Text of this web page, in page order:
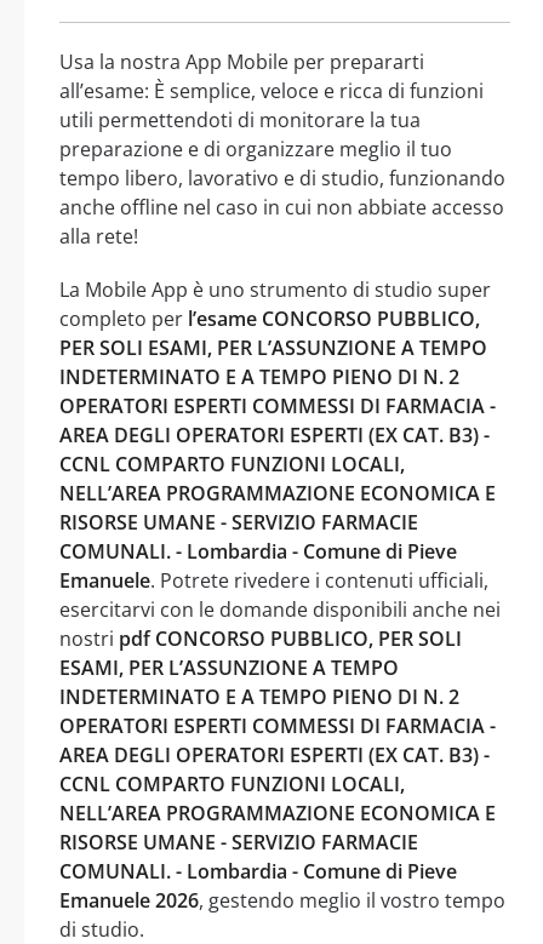
Usa la nostra App Mobile per prepararti
all’esame: È semplice, veloce e ricca di funzioni
utili permettendoti di monitorare la tua
preparazione e di organizzare meglio il tuo
tempo libero, lavorativo e di studio, funzionando
anche offline nel caso in cui non abbiate accesso
alla rete!
La Mobile App è uno strumento di studio super
completo per l’esame CONCORSO PUBBLICO,
PER SOLI ESAMI, PER L’ASSUNZIONE A TEMPO
INDETERMINATO E A TEMPO PIENO DI N. 2
OPERATORI ESPERTI COMMESSI DI FARMACIA -
AREA DEGLI OPERATORI ESPERTI (EX CAT. B3) -
CCNL COMPARTO FUNZIONI LOCALI,
NELL’AREA PROGRAMMAZIONE ECONOMICA E
RISORSE UMANE - SERVIZIO FARMACIE
COMUNALI. - Lombardia - Comune di Pieve
Emanuele. Potrete rivedere i contenuti ufficiali,
esercitarvi con le domande disponibili anche nei
nostri pdf CONCORSO PUBBLICO, PER SOLI
ESAMI, PER L’ASSUNZIONE A TEMPO
INDETERMINATO E A TEMPO PIENO DI N. 2
OPERATORI ESPERTI COMMESSI DI FARMACIA -
AREA DEGLI OPERATORI ESPERTI (EX CAT. B3) -
CCNL COMPARTO FUNZIONI LOCALI,
NELL’AREA PROGRAMMAZIONE ECONOMICA E
RISORSE UMANE - SERVIZIO FARMACIE
COMUNALI. - Lombardia - Comune di Pieve
Emanuele 2026, gestendo meglio il vostro tempo
di studio.